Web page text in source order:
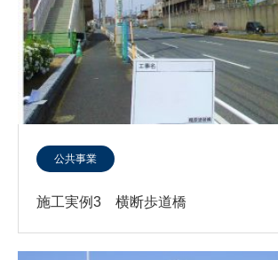
公共事業
施工実例3 横断歩道橋